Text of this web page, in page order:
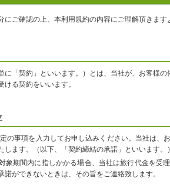
にご確認の上、本利用規約の内容にご理解頂きます
に「契約」といいます。）とは、当社が、お客様
ける契約をいいます。
の事項を入力してお申し込みください。当社は、
します。（以下、「契約締結の承諾」といいます。）
象期間内に指しかかる場合、当社は旅行代金を受
諾ができないときは、その旨をご連絡致します。